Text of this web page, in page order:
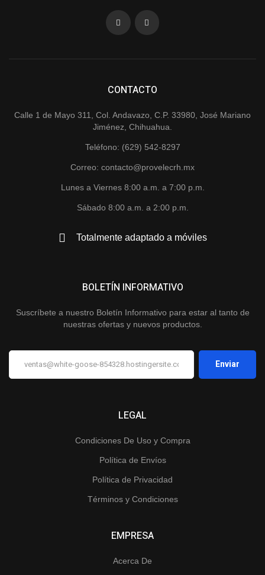
CONTACTO
Calle 1 de Mayo 311, Col. Andavazo, C.P. 33980, José Mariano
Jiménez, Chihuahua.
Teléfono: (629) 542-8297
Correo: contacto@provelecrh.mx
Lunes a Viernes 8:00 a.m. a 7:00 p.m.
Sábado 8:00 a.m. a 2:00 p.m.
Totalmente adaptado a móviles
LEGAL
Condiciones De Uso y Compra
Política de Envíos
Política de Privacidad
Términos y Condiciones
EMPRESA
Acerca De
BOLETÍN INFORMATIVO
Suscríbete a nuestro Boletín Informativo para estar al tanto de
nuestras ofertas y nuevos productos.